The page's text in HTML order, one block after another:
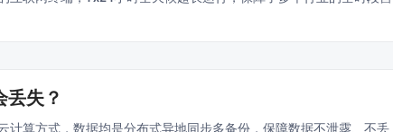
失？
计算方式，数据均是分布式异地同步多备份，保障数据不泄露、不丢